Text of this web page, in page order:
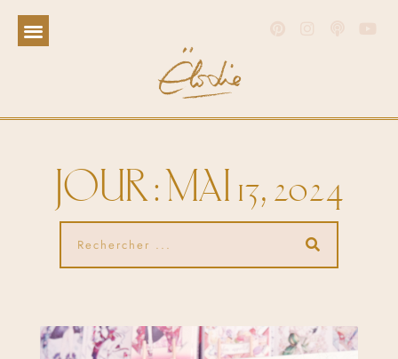
JOUR : MAI 13, 2024